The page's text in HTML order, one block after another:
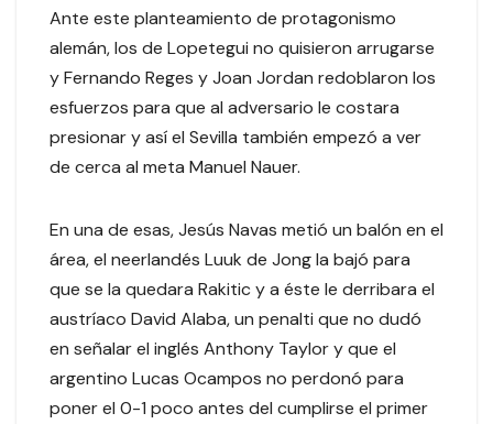
Ante este planteamiento de protagonismo
alemán, los de Lopetegui no quisieron arrugarse
y Fernando Reges y Joan Jordan redoblaron los
esfuerzos para que al adversario le costara
presionar y así el Sevilla también empezó a ver
de cerca al meta Manuel Nauer.
En una de esas, Jesús Navas metió un balón en el
área, el neerlandés Luuk de Jong la bajó para
que se la quedara Rakitic y a éste le derribara el
austríaco David Alaba, un penalti que no dudó
en señalar el inglés Anthony Taylor y que el
argentino Lucas Ocampos no perdonó para
poner el 0-1 poco antes del cumplirse el primer